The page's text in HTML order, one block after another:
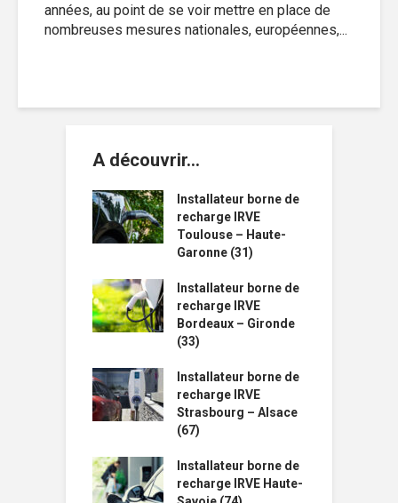
années, au point de se voir mettre en place de
nombreuses mesures nationales, européennes,...
A découvrir…
Installateur borne de
recharge IRVE
Toulouse – Haute-
Garonne (31)
Installateur borne de
recharge IRVE
Bordeaux – Gironde
(33)
Installateur borne de
recharge IRVE
Strasbourg – Alsace
(67)
Installateur borne de
recharge IRVE Haute-